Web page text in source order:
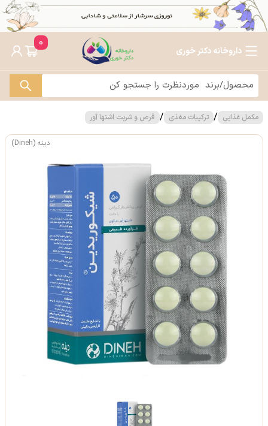
داروخانه دکتر خوری
0
مکمل غذایی / ترکیبات مغذی / قرص و شربت اشتها آور
دینه (Dineh)